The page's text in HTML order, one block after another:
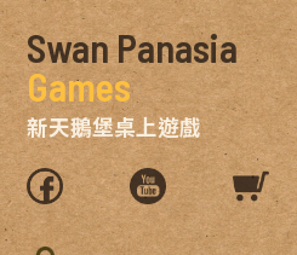
Swan Panasia
Games
新天鵝堡桌上遊戲